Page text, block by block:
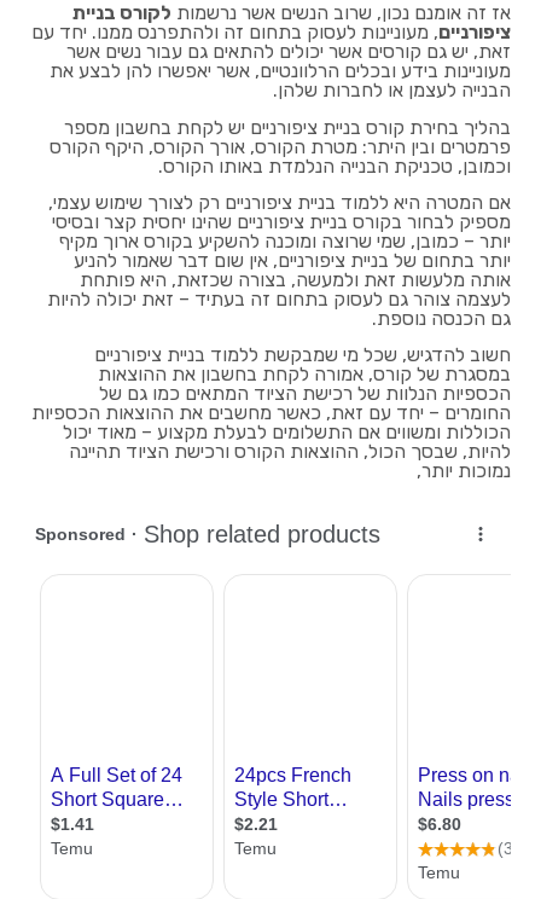
אז זה אומנם נכון, שרוב הנשים אשר נרשמות לקורס בניית
ציפורניים, מעוניינות לעסוק בתחום זה ולהתפרנס ממנו. יחד עם
זאת, יש גם קורסים אשר יכולים להתאים גם עבור נשים אשר
מעוניינות בידע ובכלים הרלוונטיים, אשר יאפשרו להן לבצע את
הבנייה לעצמן או לחברות שלהן.
בהליך בחירת קורס בניית ציפורניים יש לקחת בחשבון מספר
פרמטרים ובין היתר: מטרת הקורס, אורך הקורס, היקף הקורס
וכמובן, טכניקת הבנייה הנלמדת באותו הקורס.
אם המטרה היא ללמוד בניית ציפורניים רק לצורך שימוש עצמי,
מספיק לבחור בקורס בניית ציפורניים שהינו יחסית קצר ובסיסי
יותר – כמובן, שמי שרוצה ומוכנה להשקיע בקורס ארוך מקיף
יותר בתחום של בניית ציפורניים, אין שום דבר שאמור להניע
אותה מלעשות זאת ולמעשה, בצורה שכזאת, היא פותחת
לעצמה צוהר גם לעסוק בתחום זה בעתיד – זאת יכולה להיות
גם הכנסה נוספת.
חשוב להדגיש, שכל מי שמבקשת ללמוד בניית ציפורניים
במסגרת של קורס, אמורה לקחת בחשבון את ההוצאות
הכספיות הנלוות של רכישת הציוד המתאים כמו גם של
החומרים – יחד עם זאת, כאשר מחשבים את ההוצאות הכספיות
הכוללות ומשווים אם התשלומים לבעלת מקצוע – מאוד יכול
להיות, שבסך הכול, ההוצאות הקורס ורכישת הציוד תהיינה
נמוכות יותר,